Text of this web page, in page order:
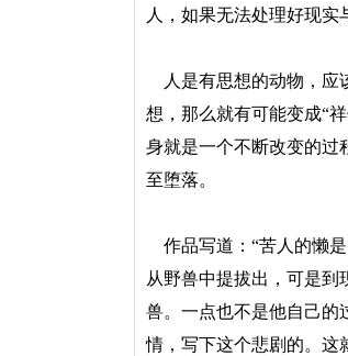
人，如果无法处理好现实
人是有思想的动物，应
想，那么就有可能变成“
身就是一个不断改变的过
至堕落。
作品写道：“苦人的懒是
从野兽中提拔出，可是
兽。一点也不是他自己的
情，写下这个悲剧的。这